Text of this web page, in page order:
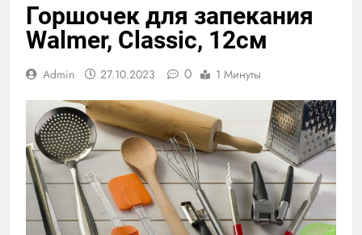
Горшочек для запекания
Walmer, Classic, 12см
Admin 27.10.2023 0 1 Минуты